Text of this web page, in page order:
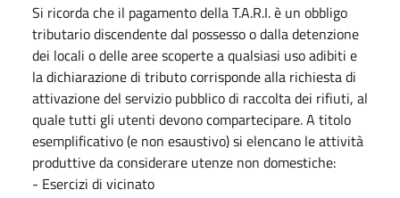
Si ricorda che il pagamento della T.A.R.I. è un obbligo
tributario discendente dal possesso o dalla detenzione
dei locali o delle aree scoperte a qualsiasi uso adibiti e
la dichiarazione di tributo corrisponde alla richiesta di
attivazione del servizio pubblico di raccolta dei rifiuti, al
quale tutti gli utenti devono compartecipare. A titolo
esemplificativo (e non esaustivo) si elencano le attività
produttive da considerare utenze non domestiche:
- Esercizi di vicinato